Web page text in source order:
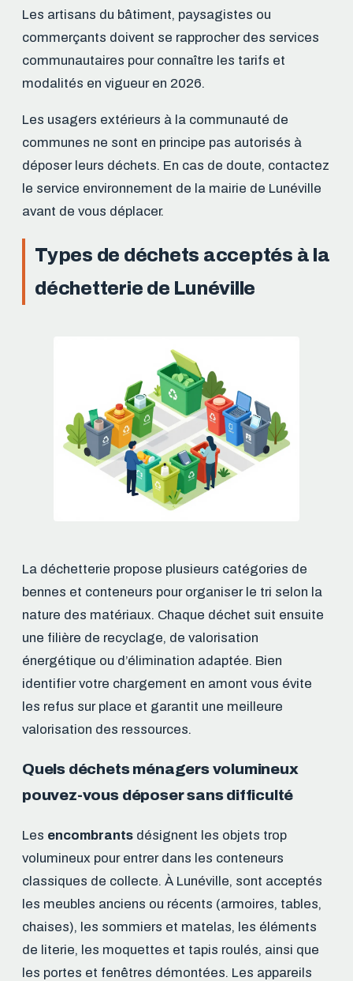
Les artisans du bâtiment, paysagistes ou
commerçants doivent se rapprocher des services
communautaires pour connaître les tarifs et
modalités en vigueur en 2026.
Les usagers extérieurs à la communauté de
communes ne sont en principe pas autorisés à
déposer leurs déchets. En cas de doute, contactez
le service environnement de la mairie de Lunéville
avant de vous déplacer.
Types de déchets acceptés à la
déchetterie de Lunéville
La déchetterie propose plusieurs catégories de
bennes et conteneurs pour organiser le tri selon la
nature des matériaux. Chaque déchet suit ensuite
une filière de recyclage, de valorisation
énergétique ou d’élimination adaptée. Bien
identifier votre chargement en amont vous évite
les refus sur place et garantit une meilleure
valorisation des ressources.
Quels déchets ménagers volumineux
pouvez-vous déposer sans difficulté
Les encombrants désignent les objets trop
volumineux pour entrer dans les conteneurs
classiques de collecte. À Lunéville, sont acceptés
les meubles anciens ou récents (armoires, tables,
chaises), les sommiers et matelas, les éléments
de literie, les moquettes et tapis roulés, ainsi que
les portes et fenêtres démontées. Les appareils